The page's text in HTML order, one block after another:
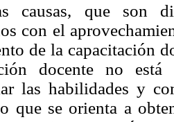
causas, que son
con el
de la capacitación
docente no
las habilidades y
que se orienta a